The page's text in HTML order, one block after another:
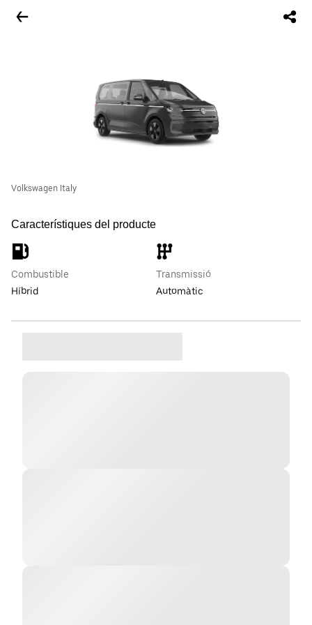
Volkswagen Italy
Característiques del producte
Combustible
Híbrid
Transmissió
Automàtic